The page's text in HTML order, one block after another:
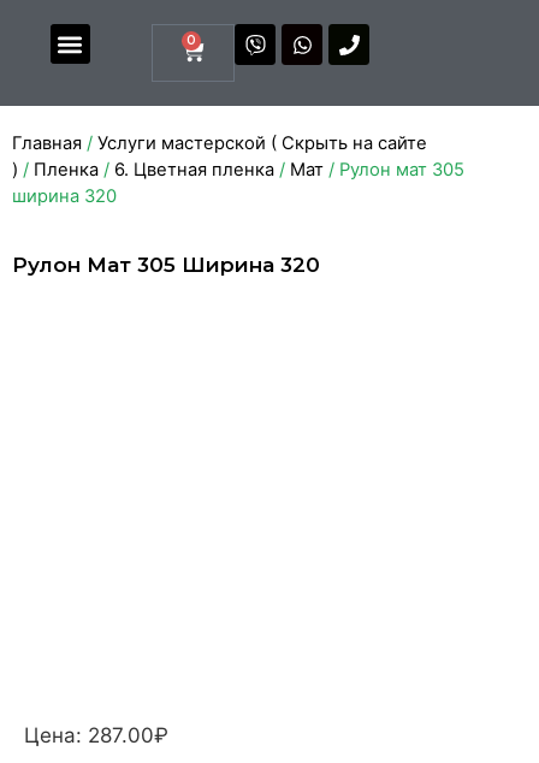
0
Главная / Услуги мастерской ( Скрыть на сайте
) / Пленка / 6. Цветная пленка / Мат / Рулон мат 305
ширина 320
Рулон Мат 305 Ширина 320
Цена: 287.00₽